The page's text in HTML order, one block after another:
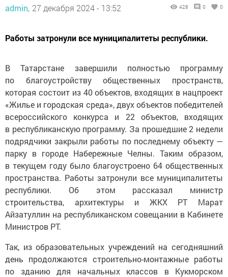
admin, 27 декабря 2024 - 13:52 428 0 0
Работы затронули все муниципалитеты республики.
В Татарстане завершили полностью программу
по благоустройству общественных пространств,
которая состоит из 40 объектов, входящих в нацпроект
«Жилье и городская среда», двух объектов победителей
всероссийского конкурса и 22 объектов, входящих
в республиканскую программу. За прошедшие 2 недели
подрядчики закрыли работы по последнему объекту —
парку в городе Набережные Челны. Таким образом,
в текущем году было благоустроено 64 общественных
пространства. Работы затронули все муниципалитеты
республики. Об этом рассказал министр
строительства, архитектуры и ЖКХ РТ Марат
Айзатуллин на республиканском совещании в Кабинете
Министров РТ.
Так, из образовательных учреждений на сегодняшний
день продолжаются строительно-монтажные работы
по зданию для начальных классов в Кукморском